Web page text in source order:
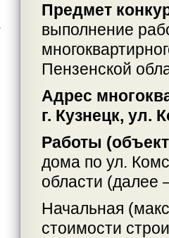
Предмет
выполнение
Пензенской
Адрес
г. Кузнецк, ул.
Работы
дома по ул.
области (далее
Начальная
стоимости